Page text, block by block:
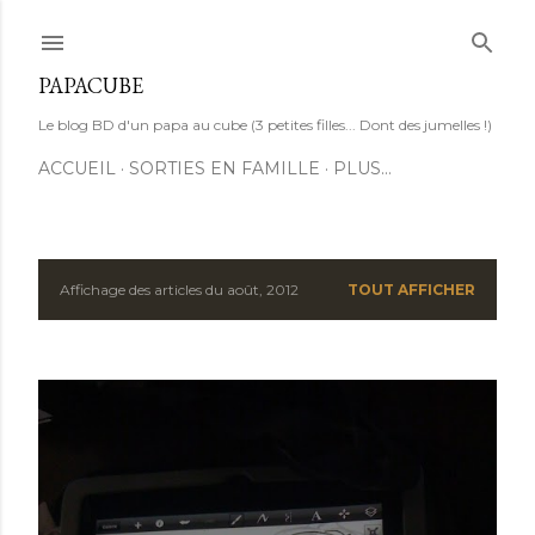
PAPACUBE
Le blog BD d'un papa au cube (3 petites filles... Dont des jumelles !)
ACCUEIL SORTIES EN FAMILLE PLUS…
A
t
c
Affichage des articles du août, 2012 TOUT AFFICHER